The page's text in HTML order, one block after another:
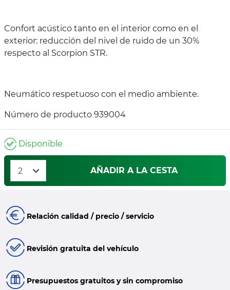
Confort acústico tanto en el interior como en el
exterior: reducción del nivel de ruido de un 30%
respecto al Scorpion STR.
Neumático respetuoso con el medio ambiente.
Número de producto 939004
Disponible
AÑADIR A LA CESTA
Relación calidad / precio / servicio
Revisión gratuita del vehículo
Presupuestos gratuitos y sin compromiso